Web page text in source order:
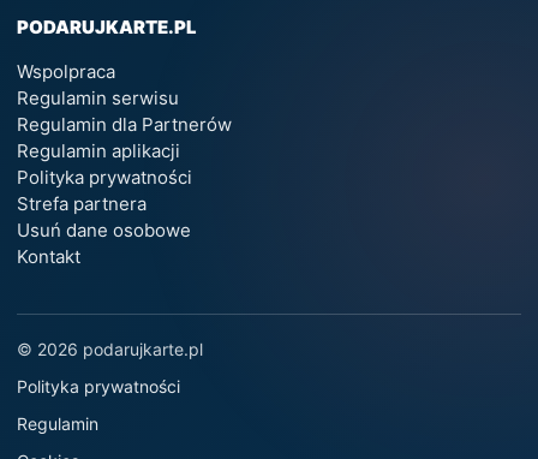
PODARUJKARTE.PL
Wspolpraca
Regulamin serwisu
Regulamin dla Partnerów
Regulamin aplikacji
Polityka prywatności
Strefa partnera
Usuń dane osobowe
Kontakt
© 2026 podarujkarte.pl
Polityka prywatności
Regulamin